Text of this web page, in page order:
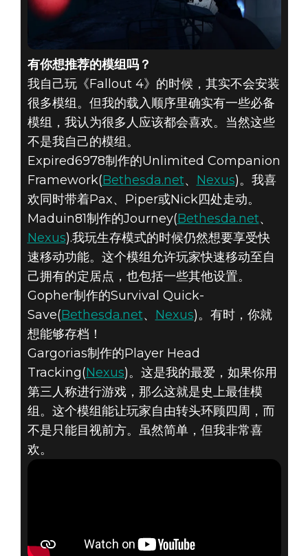
有你想推荐的模组吗？
我自己玩《Fallout 4》的时候，其实不会安装
很多模组。但我的载入顺序里确实有一些必备
模组，我认为很多人应该都会喜欢。当然这些
不是我自己的模组。
Expired6978制作的Unlimited Companion
Framework(Bethesda.net、 Nexus)。我喜
欢同时带着Pax、Piper或Nick四处走动。
Maduin81制作的Journey(Bethesda.net、
Nexus).我玩生存模式的时候仍然想要享受快
速移动功能。这个模组允许玩家快速移动至自
己拥有的定居点，也包括一些其他设置。
Gopher制作的Survival Quick-
Save(Bethesda.net、 Nexus)。有时，你就
想能够存档！
Gargorias制作的Player Head
Tracking(Nexus)。这是我的最爱，如果你用
第三人称进行游戏，那么这就是史上最佳模
组。这个模组能让玩家自由转头环顾四周，而
不是只能目视前方。虽然简单，但我非常喜
欢。